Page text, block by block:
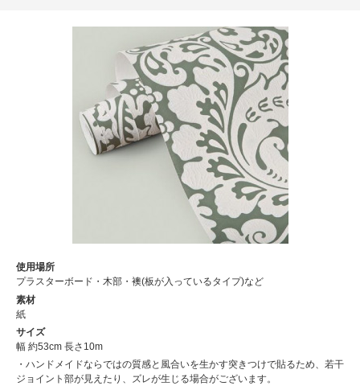
使用場所
プラスターボード・木部・襖(板が入っているタイプ)など
素材
紙
サイズ
幅 約53cm 長さ10m
・ハンドメイドならではの質感と風合いを生かす突きつけで貼るため、若干
ジョイント部が見えたり、ズレが生じる場合がございます。